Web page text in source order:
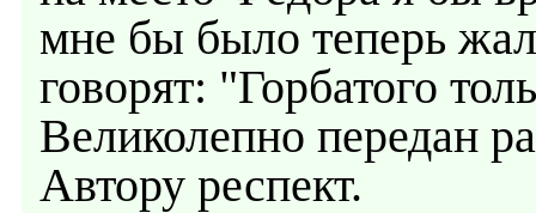
мне бы было теперь
говорят: "Горбатого
Великолепно передан
Автору респект.